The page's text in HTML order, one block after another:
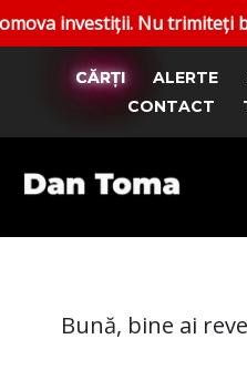
investiții. Nu trimiteți
CĂRȚI ALERTE
CONTACT
Bună, bine ai